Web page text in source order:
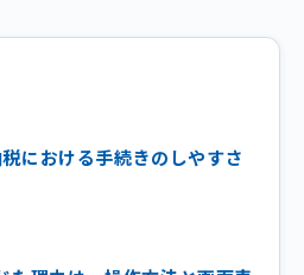
における手続きのしやすさ